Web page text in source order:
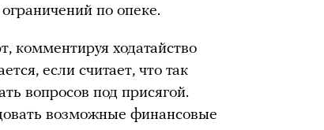
по опеке.
комментируя ходатайство
если считает, что так
вопросов под присягой.
возможные финансовые